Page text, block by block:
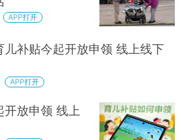
APP打开
儿补贴今起开放申领 线上线下
APP打开
开放申领 线上